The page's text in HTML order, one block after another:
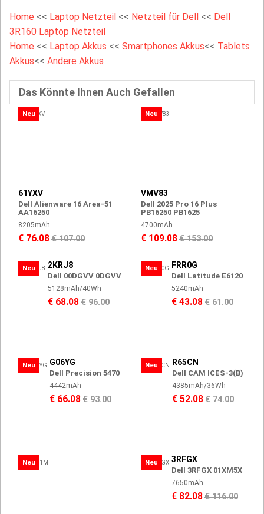
Home << Laptop Netzteil << Netzteil für Dell << Dell
3R160 Laptop Netzteil
Home << Laptop Akkus << Smartphones Akkus<< Tablets
Akkus<< Andere Akkus
Das Könnte Ihnen Auch Gefallen
Neu
61YXV
Dell Alienware 16 Area-51
AA16250
8205mAh
€ 76.08€ 107.00
Neu
VMV83
Dell 2025 Pro 16 Plus
PB16250 PB1625
4700mAh
€ 109.08€ 153.00
Neu 2KRJ8
Dell 00DGVV 0DGVV
5128mAh/40Wh
€ 68.08€ 96.00
Neu FRR0G
Dell Latitude E6120
5240mAh
€ 43.08€ 61.00
Neu G06YG
Dell Precision 5470
4442mAh
€ 66.08€ 93.00
Neu R65CN
Dell CAM ICES-3(B)
4385mAh/36Wh
€ 52.08€ 74.00
Neu Neu 3RFGX
Dell 3RFGX 01XM5X
7650mAh
€ 82.08€ 116.00